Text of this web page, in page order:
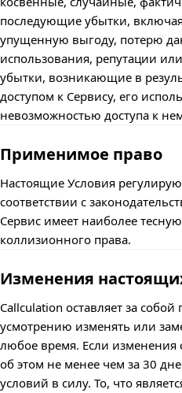
последующие убытки,
упущенную выгоду, потерю
использования, репутации
убытки, возникающие в
доступом к Сервису, его
невозможностью доступа к
Применимое право
Настоящие Условия
соответствии с
Сервис имеет наиболее
коллизионного права.
Изменения
Callculation оставляет за
усмотрению изменять или
любое время. Если
об этом не менее чем за 30
условий в силу. То, что